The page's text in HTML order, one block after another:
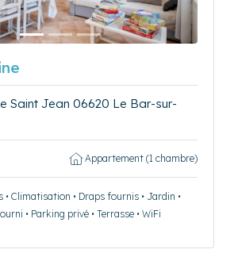
Saint Jean 06620 Le Bar-sur-
Appartement (1 chambre)
• Climatisation • Draps fournis • Jardin •
• Parking privé • Terrasse • WiFi